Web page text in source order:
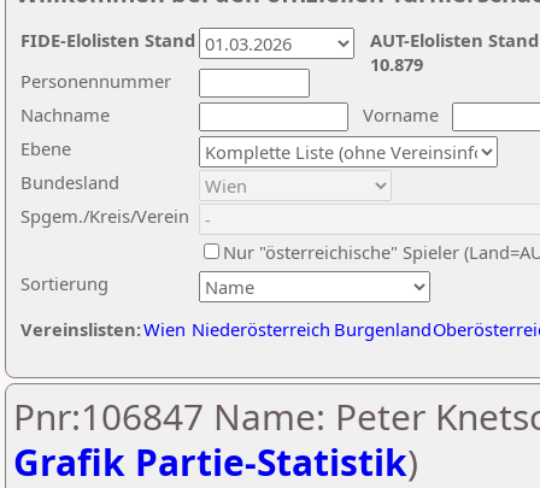
Nachname
Vorname
Ebene
Sortierung
Personennummer
Bundesland
Spgem./Kreis/Verein
Nur "österreichische" Spieler
Vereinslisten:Wien Niederösterreich Burgenland
AUT-Elolisten
10.879
FIDE-Elolisten Stand
Pnr:106847 Name: Peter
Grafik Partie-Statistik)